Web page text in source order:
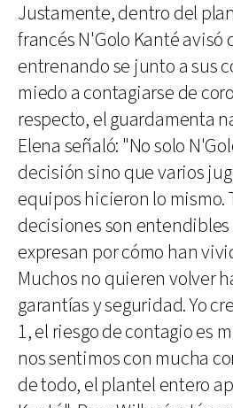
Justamente, dentro del
francés N'Golo Kanté avisó
entrenando se junto a sus
miedo a contagiarse de
respecto, el guardamenta
Elena señaló: "No solo
decisión sino que varios
equipos hicieron lo mismo.
decisiones son
expresan por cómo han
Muchos no quieren volver
garantías y seguridad. Yo
1, el riesgo de contagio es
nos sentimos con mucha
de todo, el plantel entero